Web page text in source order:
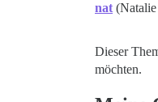
nat
Dieser
möchten.